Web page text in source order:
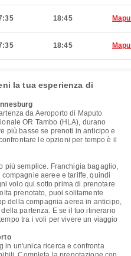
18:45
18:45
la tua esperienza di
da Aeroporto di Maputo
OR Tambo (HLA), durano
più basse se prenoti in anticipo e
le opzioni per tempo è il
più semplice. Franchigia bagaglio,
aeree e tariffe, quindi
volo qui sotto prima di prenotare
prenotato, puoi solitamente
della compagnia aerea in anticipo,
partenza. E se il tuo itinerario
tra i voli per vivere un viaggio
in un'unica ricerca e confronta